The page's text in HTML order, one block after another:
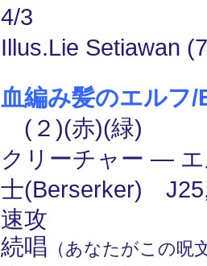
4/3
Illus.Lie Setiawan
血編み髪のエルフ
(２)(赤)(緑)
クリーチャー ―
士(Berserker)
速攻
続唱 （あなたがこの呪